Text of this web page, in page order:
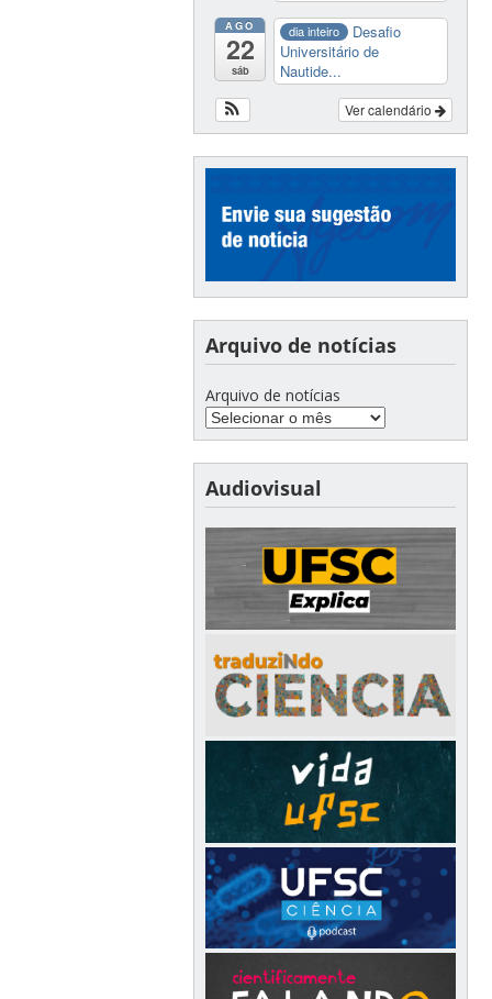
AGO
22
sáb
dia inteiro
Desafio
Universitário de
Nautide...
Ver calendário
Arquivo de notícias
Arquivo de notícias
Audiovisual